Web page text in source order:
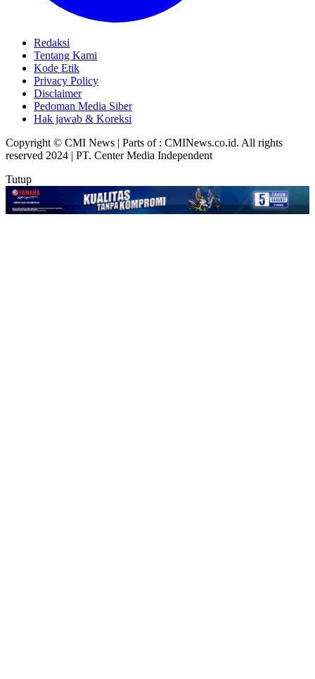
Redaksi
Tentang Kami
Kode Etik
Privacy Policy
Disclaimer
Pedoman Media Siber
Hak jawab & Koreksi
Copyright © CMI News | Parts of : CMINews.co.id. All rights
reserved 2024 | PT. Center Media Independent
Tutup